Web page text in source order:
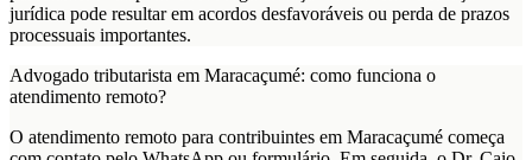
jurídica pode resultar em acordos desfavoráveis ou perda de prazos
processuais importantes.
Advogado tributarista em Maracaçumé: como funciona o
atendimento remoto?
O atendimento remoto para contribuintes em Maracaçumé começa